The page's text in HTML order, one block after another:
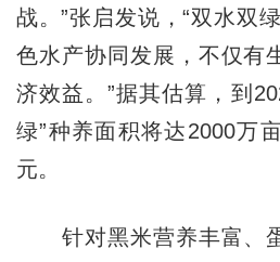
战。”张启发说，“双水双
色水产协同发展，不仅有
济效益。”据其估算，到
绿”种养面积将达2000万
元。
针对黑米营养丰富、